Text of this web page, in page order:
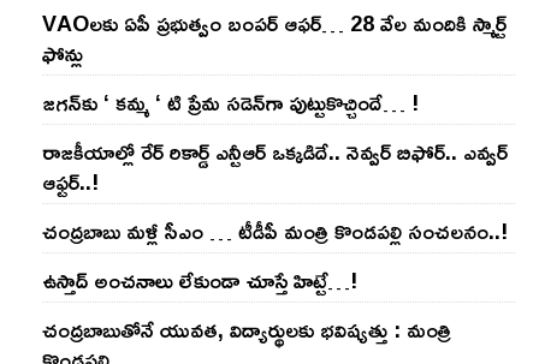
VAOల‌కు ఏపీ ప్ర‌భుత్వం బంప‌ర్ ఆఫ‌ర్‌… 28 వేల మందికి స్మార్ట్
ఫోన్లు
జ‌గ‌న్‌కు ‘ క‌మ్మ ‘ టి ప్రేమ స‌డెన్‌గా పుట్టుకొచ్చిందే… !
రాజ‌కీయాల్లో రేర్ రికార్డ్ ఎన్టీఆర్ ఒక్క‌డిదే.. నెవ్వ‌ర్ బిఫోర్‌.. ఎవ్వ‌ర్
ఆఫ్ట‌ర్‌..!
చంద్ర‌బాబు మ‌ళ్లీ సీఎం … టీడీపీ మంత్రి కొండ‌ప‌ల్లి సంచ‌ల‌నం..!
ఉస్తాద్ అంచ‌నాలు లేకుండా చూస్తే హిట్టే…!
చంద్ర‌బాబుతోనే యువ‌త‌, విద్యార్థుల‌కు భ‌విష్య‌త్తు : మంత్రి